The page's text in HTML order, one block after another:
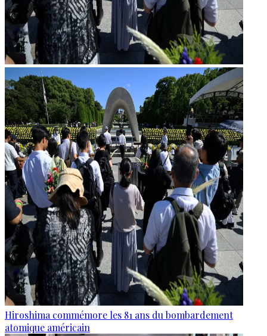
Hiroshima commémore les 81 ans du bombardement
atomique américain